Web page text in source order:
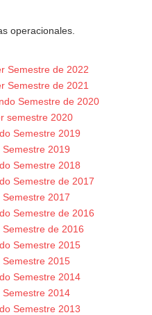
operacionales.
Semestre de 2022
Semestre de 2021
Semestre de 2020
semestre 2020
Semestre 2019
2019
Semestre 2018
Semestre de 2017
2017
Semestre de 2016
de 2016
Semestre 2015
2015
Semestre 2014
2014
Semestre 2013